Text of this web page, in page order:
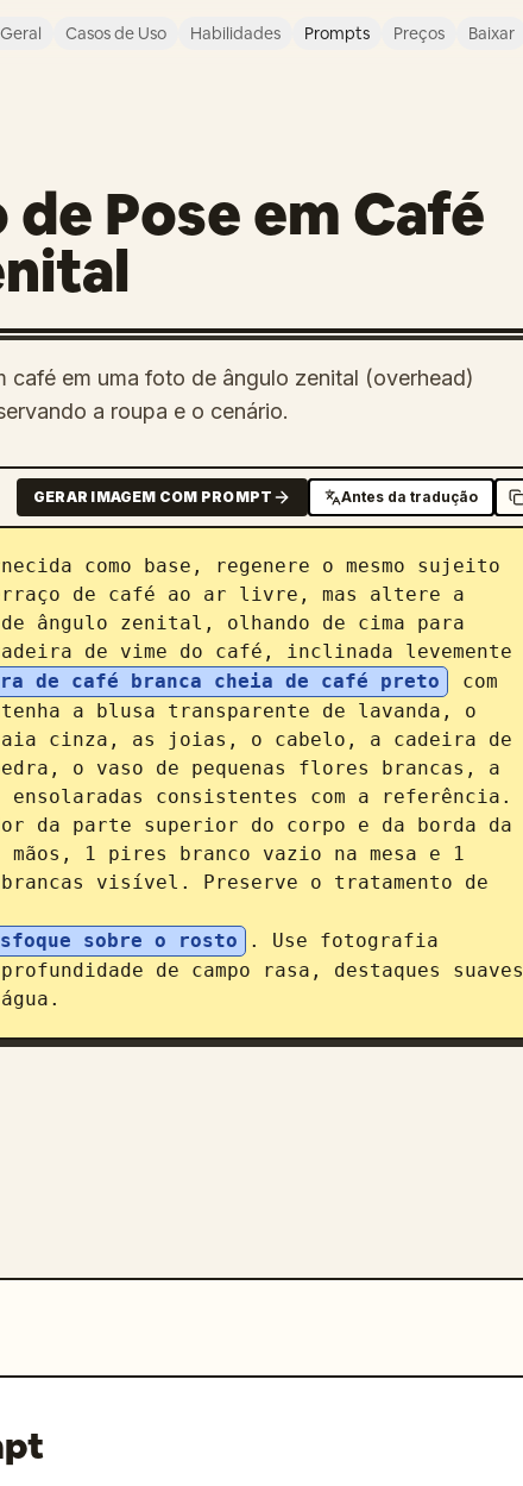
Casos de Uso Habilidades Prompts Preços Baixar
Pose em Café
café em uma foto de ângulo zenital (overhead)
a roupa e o cenário.
GERAR IMAGEM COM PROMPT Antes da tradução
como base, regenere o mesmo sujeito
de café ao ar livre, mas altere a
de ângulo zenital, olhando de cima para
de vime do café, inclinada levemente
de café branca cheia de café preto
com
a blusa transparente de lavanda, o
cinza, as joias, o cabelo, a cadeira de
o vaso de pequenas flores brancas, a
ensolaradas consistentes com a referência.
da parte superior do corpo e da borda da
mãos, 1 pires branco vazio na mesa e 1
visível. Preserve o tratamento de
sobre o rosto
. Use fotografia
de campo rasa, destaques suaves